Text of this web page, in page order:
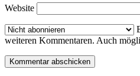
Website
weiteren Kommentaren. Auch
Kommentar abschicken